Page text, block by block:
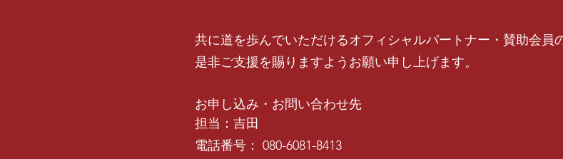
共に道を歩んでいただけるオフィシャルパートナー・賛助会員
是非ご支援を賜りますようお願い申し上げます。
お申し込み・お問い合わせ先
担当：吉田
電話番号： 080-6081-8413